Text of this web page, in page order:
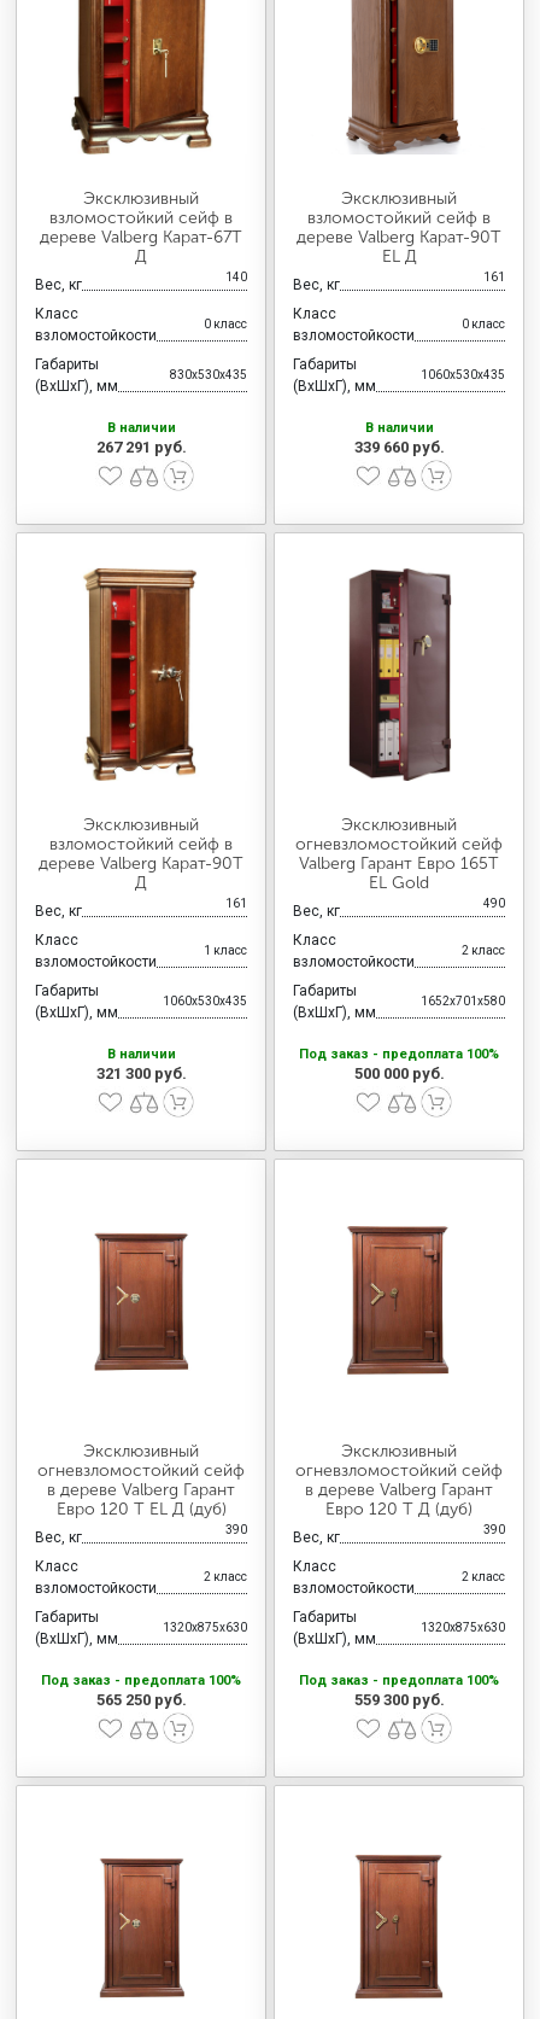
Эксклюзивный
взломостойкий сейф в
дереве Valberg Карат-67T
Д
Вес, кг 140
Класс
взломостойкости
0 класс
Габариты
(ВхШхГ), мм
830x530x435
В наличии
267 291 руб.
Эксклюзивный
взломостойкий сейф в
дереве Valberg Карат-90T
EL Д
Вес, кг 161
Класс
взломостойкости
0 класс
Габариты
(ВхШхГ), мм
1060x530x435
В наличии
339 660 руб.
Эксклюзивный
взломостойкий сейф в
дереве Valberg Карат-90T
Д
Вес, кг 161
Класс
взломостойкости
1 класс
Габариты
(ВхШхГ), мм
1060x530x435
В наличии
321 300 руб.
Эксклюзивный
огневзломостойкий сейф
Valberg Гарант Евро 165Т
EL Gold
Вес, кг 490
Класс
взломостойкости
2 класс
Габариты
(ВхШхГ), мм
1652x701x580
Под заказ - предоплата 100%
500 000 руб.
Эксклюзивный
огневзломостойкий сейф
в дереве Valberg Гарант
Евро 120 T EL Д (дуб)
Вес, кг 390
Класс
взломостойкости
2 класс
Габариты
(ВхШхГ), мм
1320x875x630
Под заказ - предоплата 100%
565 250 руб.
Эксклюзивный
огневзломостойкий сейф
в дереве Valberg Гарант
Евро 120 Т Д (дуб)
Вес, кг 390
Класс
взломостойкости
2 класс
Габариты
(ВхШхГ), мм
1320x875x630
Под заказ - предоплата 100%
559 300 руб.